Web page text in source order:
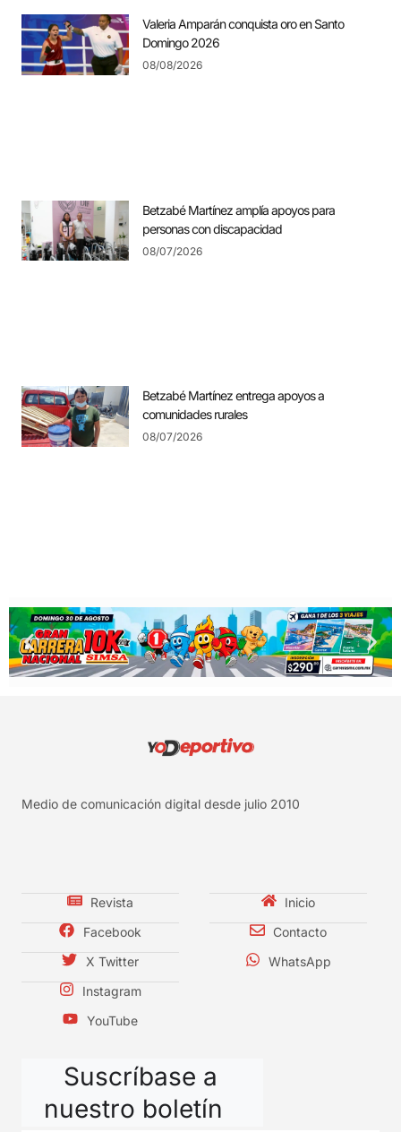
Valeria Amparán conquista oro en Santo
Domingo 2026
08/08/2026
Betzabé Martínez amplía apoyos para
personas con discapacidad
08/07/2026
Betzabé Martínez entrega apoyos a
comunidades rurales
08/07/2026
Medio de comunicación digital desde julio 2010
Revista
Facebook
X Twitter
Instagram
YouTube
Inicio
Contacto
WhatsApp
Suscríbase a
nuestro boletín